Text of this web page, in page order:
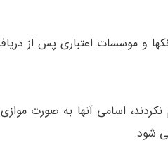
و موسسات اعتباری پس از
اسامی آنها به صورت